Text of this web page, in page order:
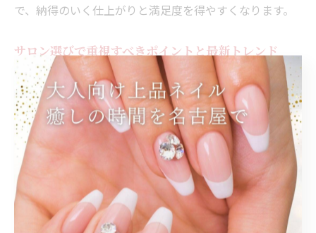
で、納得のいく仕上がりと満足度を得やすくなります。
サロン選びで重視すべきポイントと最新トレンド
プライベートネイルサロン選びで重視すべきポイントは
「アクセスの良さ」「施術の持ち」「料金設定の明確
さ」が挙げられます。特に名古屋駅周辺では、駅近で通
いやすいサロンが人気を集めています。
最近のトレンドとしては、シンプルで上品なデザインや
自爪を傷めないフィルイン施術、パラジェルなど低刺激
ジェルの導入が広がっています。こうした最新技術を積